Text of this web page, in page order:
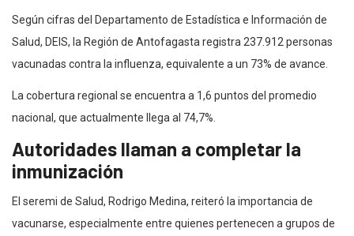
Según cifras del Departamento de Estadística e Información de
Salud, DEIS, la Región de Antofagasta registra 237.912 personas
vacunadas contra la influenza, equivalente a un 73% de avance.
La cobertura regional se encuentra a 1,6 puntos del promedio
nacional, que actualmente llega al 74,7%.
Autoridades llaman a completar la
inmunización
El seremi de Salud, Rodrigo Medina, reiteró la importancia de
vacunarse, especialmente entre quienes pertenecen a grupos de